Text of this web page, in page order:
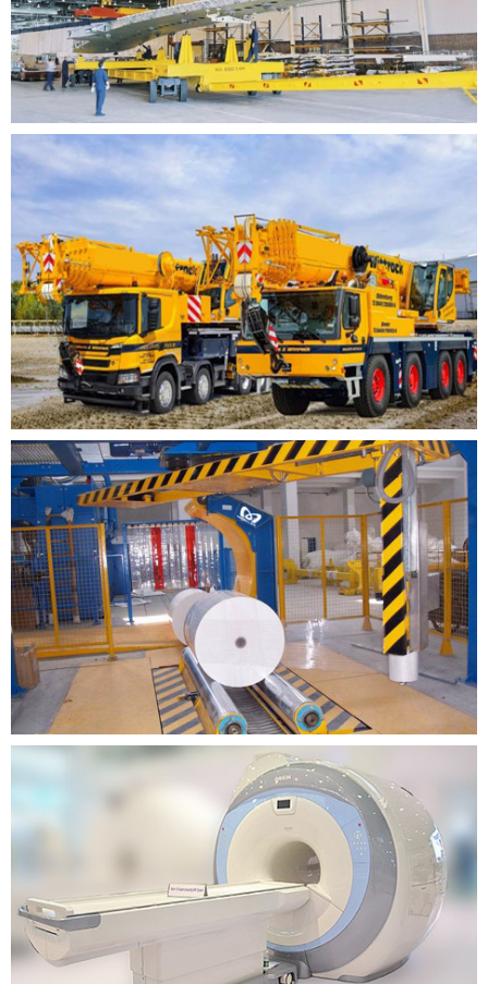
新能源
机械
机械
工程车辆
包装行业